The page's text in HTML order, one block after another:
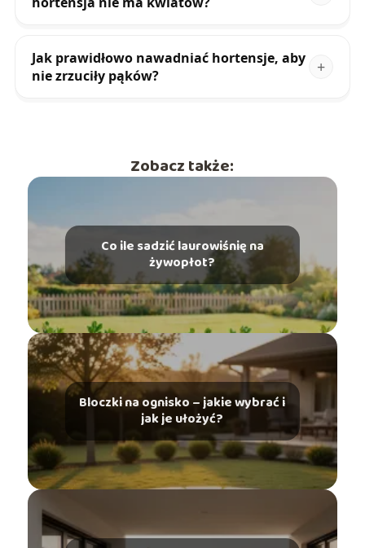
Jak prawidłowo nawadniać hortensje, aby
nie zrzuciły pąków?
Zobacz także:
Co ile sadzić laurowiśnię na
żywopłot?
Bloczki na ognisko – jakie wybrać i
jak je ułożyć?